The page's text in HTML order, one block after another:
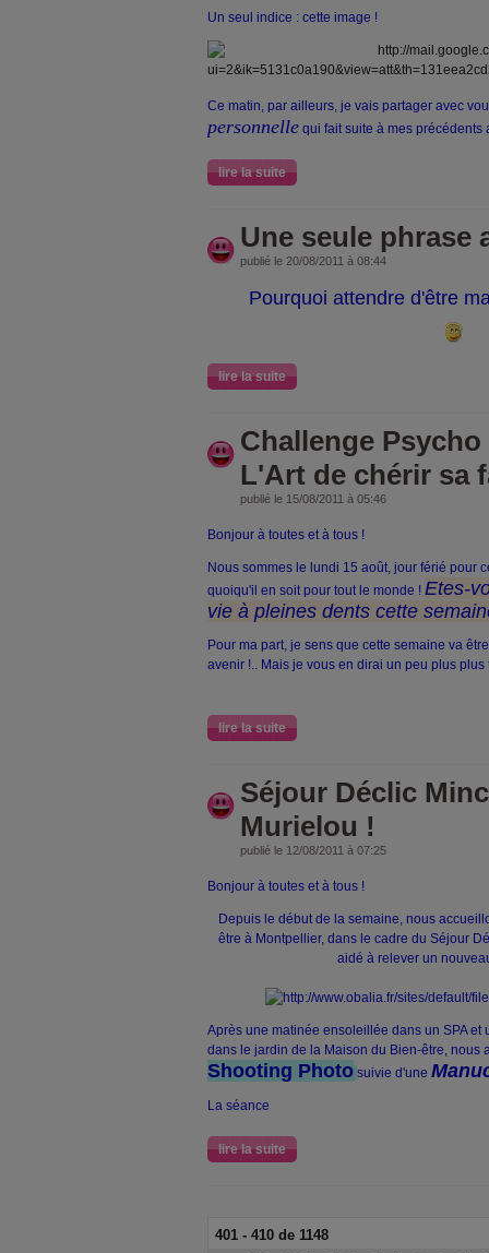
Un seul indice : cette image !
Ce matin, par ailleurs, je vais partager avec
personnelle qui fait suite à mes
lire la suite
Une seule phrase
publié le 20/08/2011 à 08:44
Pourquoi attendre d'être
lire la suite
Challenge Psycho
L'Art de chérir sa
publié le 15/08/2011 à 05:46
Bonjour à toutes et à tous !
Nous sommes le lundi 15 août, jour férié pour
quoiqu'il en soit pour tout le monde ! Etes-
vie à pleines dents cette
Pour ma part, je sens que cette semaine va
avenir !.. Mais je vous en dirai un peu plus
lire la suite
Séjour Déclic
Murielou !
publié le 12/08/2011 à 07:25
Bonjour à toutes et à tous !
Depuis le début de la semaine, nous
être à Montpellier, dans le cadre du Séjour
aidé à relever un
Après une matinée ensoleillée dans un SPA
dans le jardin de la Maison du Bien-être, nous
Shooting Photo suivie d'une
La séance
lire la suite
401 - 410 de 1148